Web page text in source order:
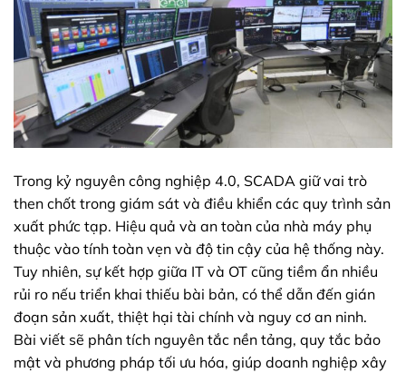
Trong kỷ nguyên công nghiệp 4.0, SCADA giữ vai trò
then chốt trong giám sát và điều khiển các quy trình sản
xuất phức tạp. Hiệu quả và an toàn của nhà máy phụ
thuộc vào tính toàn vẹn và độ tin cậy của hệ thống này.
Tuy nhiên, sự kết hợp giữa IT và OT cũng tiềm ẩn nhiều
rủi ro nếu triển khai thiếu bài bản, có thể dẫn đến gián
đoạn sản xuất, thiệt hại tài chính và nguy cơ an ninh.
Bài viết sẽ phân tích nguyên tắc nền tảng, quy tắc bảo
mật và phương pháp tối ưu hóa, giúp doanh nghiệp xây